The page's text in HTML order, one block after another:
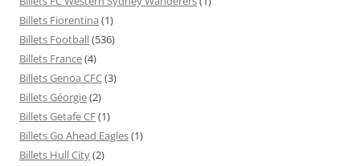
Billets Fiorentina (1)
Billets Football(536)
Billets France(4)
Billets Genoa CFC(3)
Billets Géorgie(2)
Billets Getafe CF(1)
Billets Go Ahead Eagles(1)
Billets Hull City(2)